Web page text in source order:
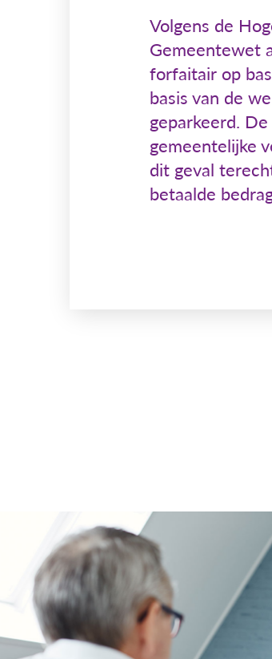
Volgens de
Gemeentewet
forfaitair op
basis van de
geparkeerd.
gemeentelijke
dit geval
betaalde